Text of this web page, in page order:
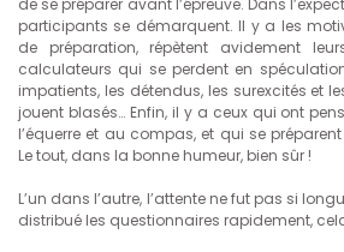
de se préparer avant l’épreuve. Dans
participants se démarquent. Il y a les
de préparation, répètent avidement
calculateurs qui se perdent en
impatients, les détendus, les surexcités et
jouent blasés… Enfin, il y a ceux qui ont
l’équerre et au compas, et qui se
Le tout, dans la bonne humeur, bien sûr !
L’un dans l’autre, l’attente ne fut pas si
distribué les questionnaires rapidement,